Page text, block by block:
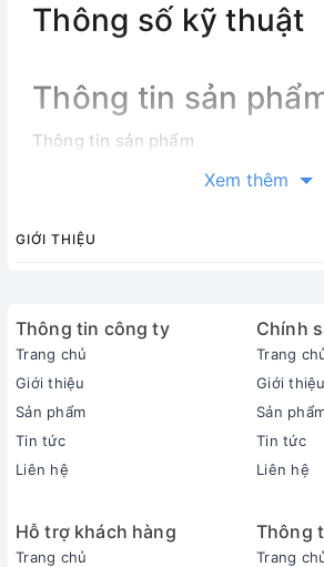
Thông số kỹ thuật
Thông tin sản
Thông tin sản phẩm
Có Inverter
Phạm vi làm lạnh hiệu quả:
Từ 15 - 20m² (từ 40 đến 60m³)
Công suất sưởi ấm:
12.300 BTU
Dòng sản phẩm:
Sản xuất tại:
Việt Nam
Xem thêm
GIỚI THIỆU
Thông tin công ty
Trang chủ
Giới thiệu
Sản phẩm
Tin tức
Liên hệ
Chính
Trang
Giới thiệu
Sản
Tin tức
Liên hệ
Hỗ trợ khách hàng
Trang chủ
Thông
Trang